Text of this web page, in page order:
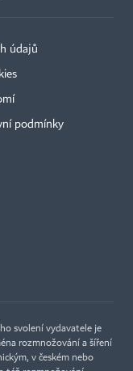
údajů
podmínky
svolení vydavatele je
rozmnožování a šíření
v českém nebo